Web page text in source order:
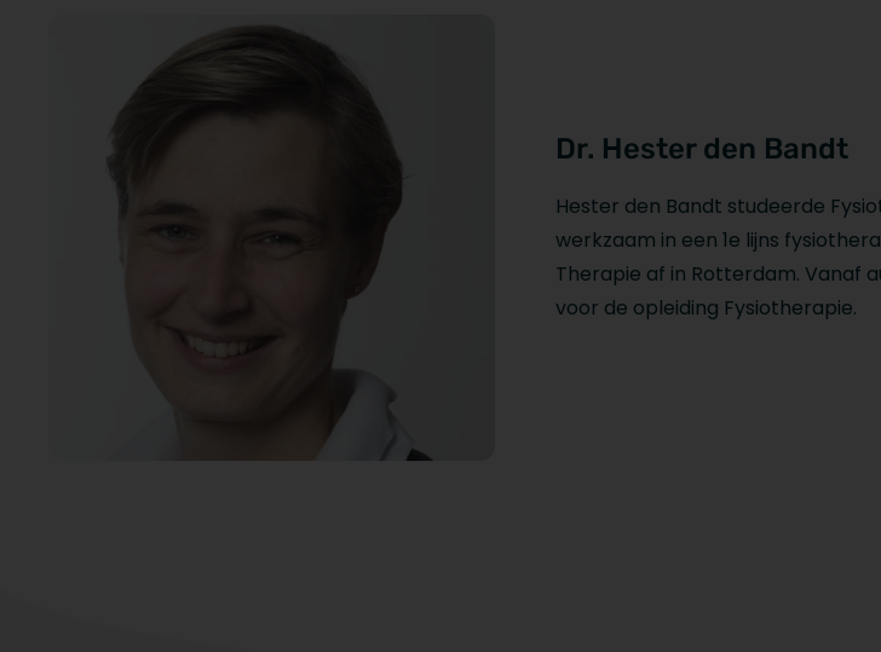
Dr. Hester den Bandt
Hester den Bandt studeerde
werkzaam in een 1e lijns
Therapie af in Rotterdam. Vanaf
voor de opleiding Fysiotherapie.